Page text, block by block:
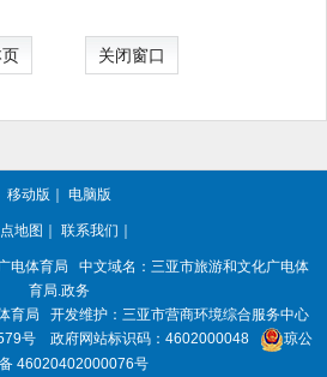
关闭窗口
移动版 电脑版
地图 联系我们
电体育局
中文域名：三亚市旅游和文化广电体
育局.政务
育局
开发维护：三亚市营商环境综合服务中心
号 政府网站标识码： 4602000048
琼公
46020402000076号